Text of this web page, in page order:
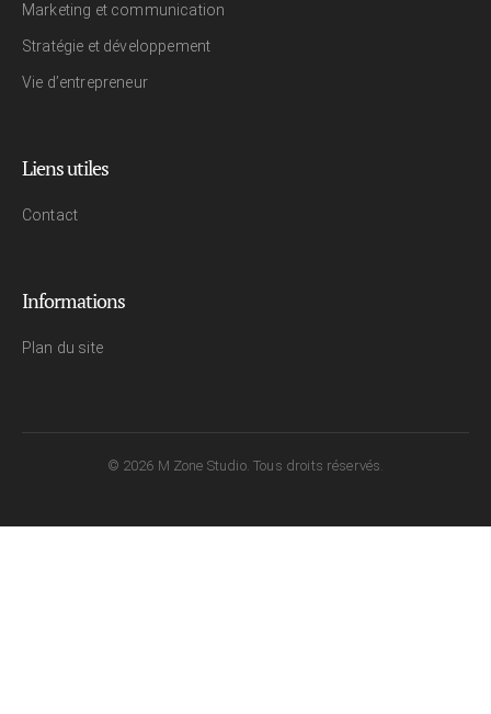
Marketing et communication
Stratégie et développement
Vie d’entrepreneur
Liens utiles
Contact
Informations
Plan du site
© 2026 M Zone Studio. Tous droits réservés.